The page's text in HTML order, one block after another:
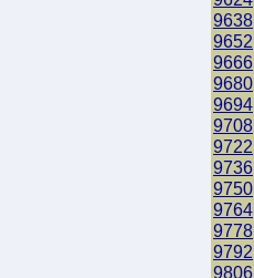
9638
9652
9666
9680
9694
9708
9722
9736
9750
9764
9778
9792
9806